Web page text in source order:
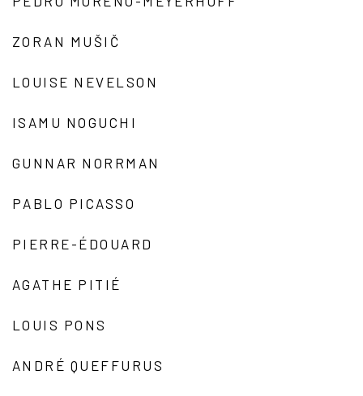
ZORAN MUŠIČ
LOUISE NEVELSON
ISAMU NOGUCHI
GUNNAR NORRMAN
PABLO PICASSO
PIERRE-ÉDOUARD
AGATHE PITIÉ
LOUIS PONS
ANDRÉ QUEFFURUS